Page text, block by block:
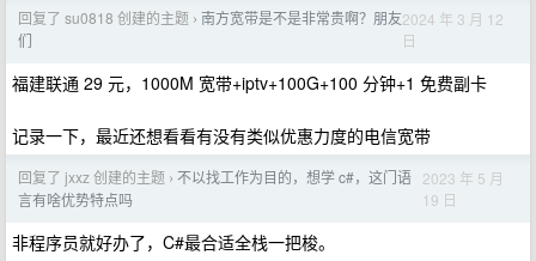
回复了 su0818 创建的主题 › 南方宽带是不是非常贵啊？朋友
们
2024 年 3 月 12
日
福建联通 29 元，1000M 宽带+iptv+100G+100 分钟+1 免费副卡
记录一下，最近还想看看有没有类似优惠力度的电信宽带
回复了 jxxz 创建的主题 › 不以找工作为目的，想学 c#，这门语
言有啥优势特点吗
2023 年 5 月
19 日
非程序员就好办了，C#最合适全栈一把梭。